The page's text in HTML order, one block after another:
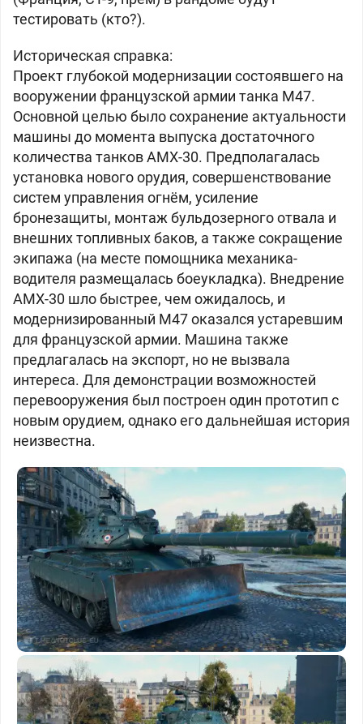
тестировать (кто?).
Историческая справка:
Проект глубокой модернизации состоявшего на
вооружении французской армии танка M47.
Основной целью было сохранение актуальности
машины до момента выпуска достаточного
количества танков AMX-30. Предполагалась
установка нового орудия, совершенствование
систем управления огнём, усиление
бронезащиты, монтаж бульдозерного отвала и
внешних топливных баков, а также сокращение
экипажа (на месте помощника механика-
водителя размещалась боеукладка). Внедрение
AMX-30 шло быстрее, чем ожидалось, и
модернизированный M47 оказался устаревшим
для французской армии. Машина также
предлагалась на экспорт, но не вызвала
интереса. Для демонстрации возможностей
перевооружения был построен один прототип с
новым орудием, однако его дальнейшая история
неизвестна.